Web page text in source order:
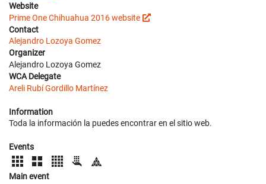
Website
Prime One Chihuahua 2016 website
Contact
Alejandro Lozoya Gomez
Organizer
Alejandro Lozoya Gomez
WCA Delegate
Areli Rubí Gordillo Martínez
Information
Toda la información la puedes encontrar en el sitio web.
Events
Main event